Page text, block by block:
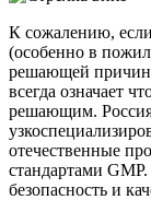
К сожалению,
(особенно в
решающей
всегда означает
решающим. Россия
отечественные
стандартами
безопасность и